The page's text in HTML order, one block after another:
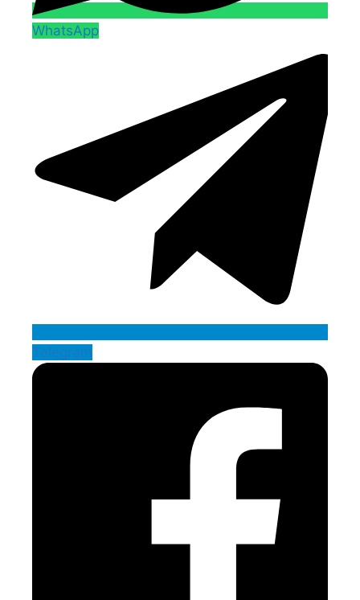
WhatsApp
Telegram